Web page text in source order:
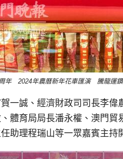
年 2024年農曆新年花車匯演 騰龍運鑽
一誠、經濟財政司司長李
體育局局長潘永權、澳門貿
助理程瑞山等一眾嘉賓主持